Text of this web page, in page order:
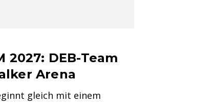
2027: DEB-Team
Arena
gleich mit einem